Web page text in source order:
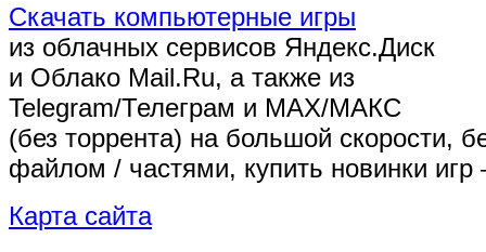
Скачать компьютерные игры
из облачных сервисов Яндекс.Диск
и Облако Mail.Ru, а также из
Telegram/Телеграм и MAX/МАКС
(без торрента) на большой скорости,
файлом / частями, купить новинки
Карта сайта